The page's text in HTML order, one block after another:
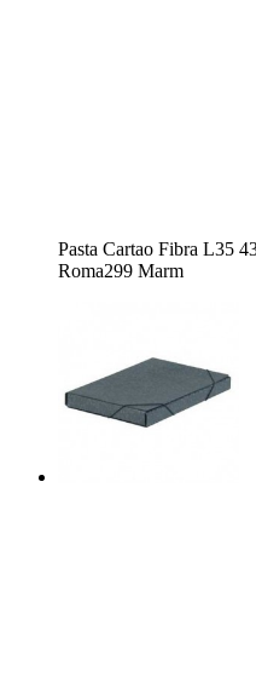
Pasta Cartao Fibra L35
Roma299 Marm